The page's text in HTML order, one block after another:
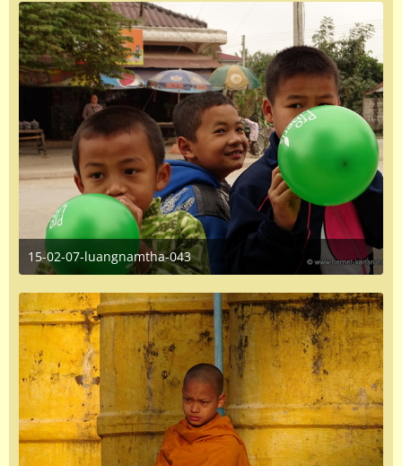
15-02-07-luangnamtha-043
June 16, 2016 at 1:35 PM